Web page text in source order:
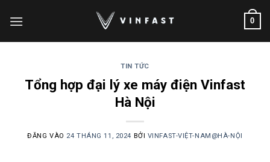
qua
0
TIN TỨC
Tổng hợp đại lý xe máy điện Vinfast
Hà Nội
ĐĂNG VÀO 24 THÁNG 11, 2024 BỞI VINFAST-VIỆT-NAM@HÀ-NỘI